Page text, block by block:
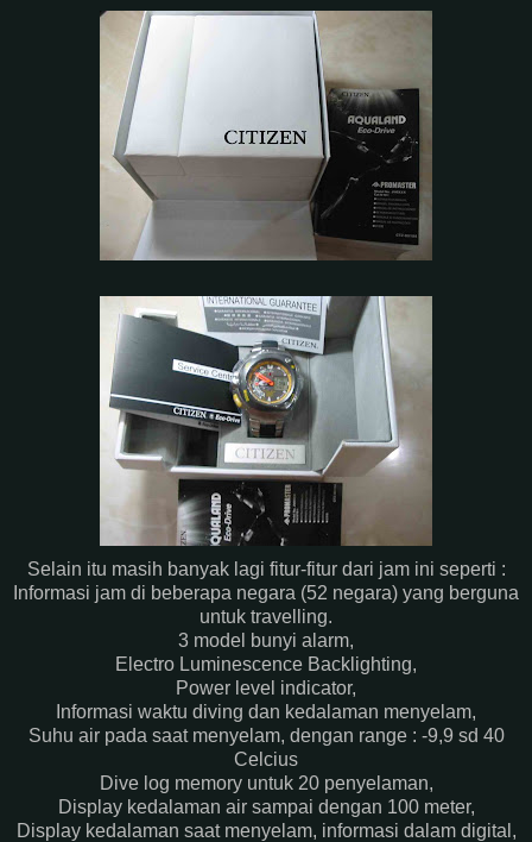
Selain itu masih banyak lagi fitur-fitur dari jam ini seperti :
Informasi jam di beberapa negara (52 negara) yang berguna
untuk travelling.
3 model bunyi alarm,
Electro Luminescence Backlighting,
Power level indicator,
Informasi waktu diving dan kedalaman menyelam,
Suhu air pada saat menyelam, dengan range : -9,9 sd 40
Celcius
Dive log memory untuk 20 penyelaman,
Display kedalaman air sampai dengan 100 meter,
Display kedalaman saat menyelam, informasi dalam digital,